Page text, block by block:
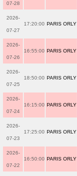
07-28
2026-
07-27
17:20:00 PARIS ORLY
2026-
07-26
16:55:00 PARIS ORLY
2026-
07-25
18:50:00 PARIS ORLY
2026-
07-24
16:15:00 PARIS ORLY
2026-
07-23
17:25:00 PARIS ORLY
2026-
07-22
16:50:00 PARIS ORLY